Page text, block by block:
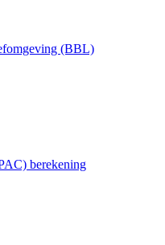
(BBL)
berekening